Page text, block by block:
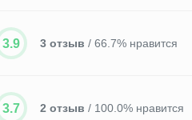
3.9 3 отзыв / 66.7% нравится
3.7 2 отзыв / 100.0% нравится